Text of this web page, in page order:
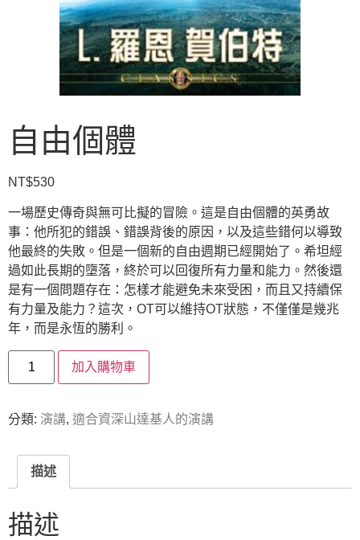
自由個體
NT$530
一場歷史傳奇與無可比擬的冒險。這是自由個體的英勇故
事：他所犯的錯誤、錯誤背後的原因，以及這些錯何以導致
他最終的失敗。但是一個新的自由週期已經開始了。希坦經
過如此長期的墮落，終於可以回復所有力量和能力。然後還
是有一個問題存在：怎樣才能避免未來受困，而且又持續保
有力量及能力？這次，OT可以維持OT狀態，不僅僅是幾兆
年，而是永恆的勝利。
加入購物車
分類: 演講, 適合資深山達基人的演講
描述
描述